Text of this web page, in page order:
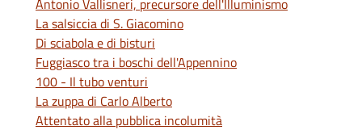
Antonio Vallisneri, precursore dell'Illuminismo
La salsiccia di S. Giacomino
Di sciabola e di bisturi
Fuggiasco tra i boschi dell'Appennino
100 - Il tubo venturi
La zuppa di Carlo Alberto
Attentato alla pubblica incolumità